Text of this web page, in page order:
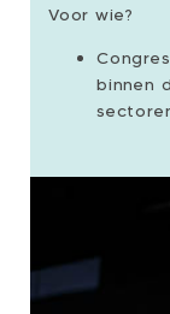
Voor wie?
binnen